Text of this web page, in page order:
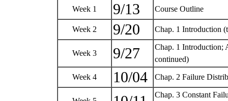
Week 1 9/13 Course Outline
Week 2 9/20 Chap. 1 Introduction
Week 3 9/27
Chap. 1 Introduction;
continued)
Week 4 10/04 Chap. 2 Failure
Chap. 3 Constant